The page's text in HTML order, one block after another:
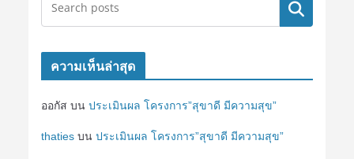
ค้นหา
ความเห็นล่าสุด
ออกัส บน ประเมินผล โครงการ”สุขาดี มีความสุข”
thatiesบน ประเมินผล โครงการ”สุขาดี มีความสุข”